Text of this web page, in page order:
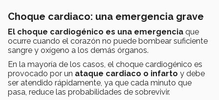
Choque cardiaco: una emergencia grave
El choque cardiogénico es una emergencia que
ocurre cuando el corazón no puede bombear suficiente
sangre y oxígeno a los demás órganos.
En la mayoría de los casos, el choque cardiogénico es
provocado por un ataque cardiaco o infarto y debe
ser atendido rápidamente, ya que cada minuto que
pasa, reduce las probabilidades de sobrevivir.